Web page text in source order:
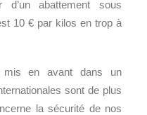
d’un abattement sous
10 € par kilos en trop à
mis en avant dans un
sont de plus
la sécurité de nos